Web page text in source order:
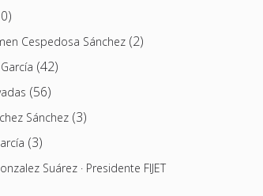
Cespedosa Sánchez(2)
(42)
(56)
Sánchez(3)
(3)
Suárez · Presidente FIJET